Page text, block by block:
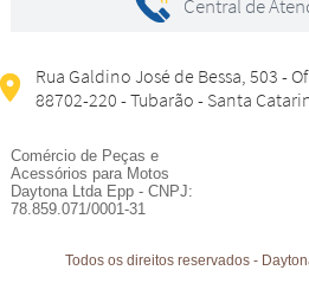
Central de
Rua Galdino José de Bessa, 503 -
88702-220 - Tubarão - Santa
Comércio de Peças e
Acessórios para Motos
Daytona Ltda Epp - CNPJ:
78.859.071/0001-31
Todos os direitos reservados -